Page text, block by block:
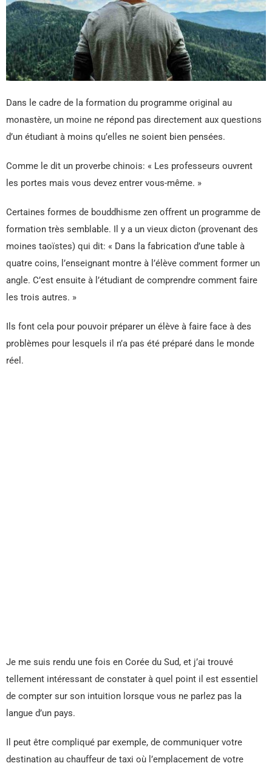
Dans le cadre de la formation du programme original au
monastère, un moine ne répond pas directement aux questions
d’un étudiant à moins qu’elles ne soient bien pensées.
Comme le dit un proverbe chinois: « Les professeurs ouvrent
les portes mais vous devez entrer vous-même. »
Certaines formes de bouddhisme zen offrent un programme de
formation très semblable. Il y a un vieux dicton (provenant des
moines taoïstes) qui dit: « Dans la fabrication d’une table à
quatre coins, l’enseignant montre à l’élève comment former un
angle. C’est ensuite à l’étudiant de comprendre comment faire
les trois autres. »
Ils font cela pour pouvoir préparer un élève à faire face à des
problèmes pour lesquels il n’a pas été préparé dans le monde
réel.
Je me suis rendu une fois en Corée du Sud, et j’ai trouvé
tellement intéressant de constater à quel point il est essentiel
de compter sur son intuition lorsque vous ne parlez pas la
langue d’un pays.
Il peut être compliqué par exemple, de communiquer votre
destination au chauffeur de taxi où l’emplacement de votre